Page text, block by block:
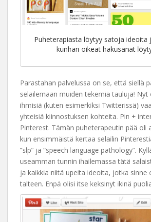
Puheterapiasta löytyy satoja ideoita
kunhan oikeat hakusanat
Parastahan palvelussa on se, että siellä
selailemaan muiden tekemiä tauluja! Nyt
ihmisiä (kuten esimerkiksi Twitterissä)
yhteisiä kiinnostuksen kohteita. Pin +
Pinterest. Tämän puheterapeutin pää oli
kun ensimmäistä kertaa selailin
”slp” ja ”speech language pathology”.
useamman tunnin ihailemassa tätä
ja kaikkia niitä upeita ideoita, jotka sinne
talteen. Enpä olisi itse keksinyt ikinä